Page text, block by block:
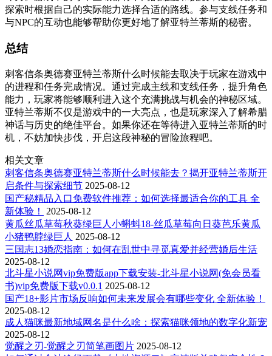
探索时根据自己的实际能力选择合适的路线。参与支线任务和
与NPC的互动也能够帮助你更好地了解亚特兰蒂斯的秘密。
总结
刺客信条奥德赛亚特兰蒂斯什么时候能去取决于玩家在游戏中
的进程和任务完成情况。通过完成主线和支线任务，提升角色
能力，玩家将能够顺利进入这个充满挑战与机会的神秘区域。
亚特兰蒂斯不仅是游戏中的一大亮点，也是玩家深入了解希腊
神话与历史的绝佳平台。如果你还在等待进入亚特兰蒂斯的时
机，不妨加快步伐，开启这段神秘的冒险旅程吧。
相关文章
刺客信条奥德赛亚特兰蒂斯什么时候能去？揭开亚特兰蒂斯开
启条件与探索细节 2025-08-12
国产秘精品入口免费软件推荐：如何选择最适合你的工具 全
新体验！
2025-08-12
黄瓜丝瓜草莓秋葵绿巨人小蝌蚪18-丝瓜草莓向日葵芭乐黄瓜
小猪鸭脖绿巨人 2025-08-12
三国志13婚恋指南：如何在乱世中寻觅真爱并经营婚后生活
2025-08-12
北斗星小说网vip免费版app下载安装-北斗星小说网(免会员看
书)vip免费版下载v0.0.1 2025-08-12
国产18+影片市场反响如何未来发展会有哪些变化 全新体验！
2025-08-12
成人猫咪最新地域网名是什么啥：探索猫咪领地的数字化新宠
2025-08-12
觉醒之刃-觉醒之刃简笔画图片 2025-08-12